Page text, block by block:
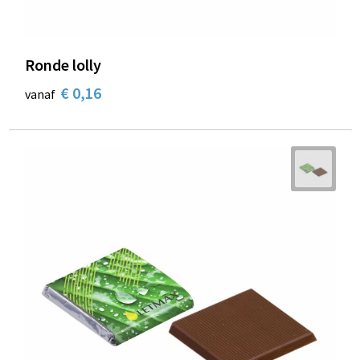
Ronde lolly
vanaf € 0,16